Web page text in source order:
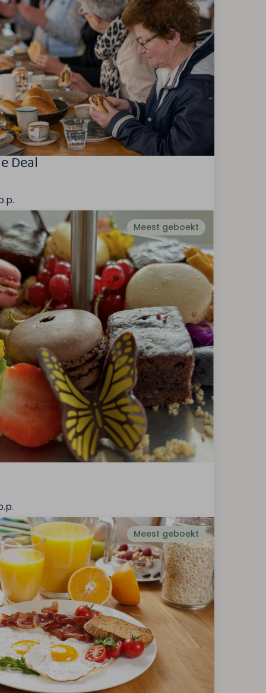
Deal
Meest geboekt
Meest geboekt